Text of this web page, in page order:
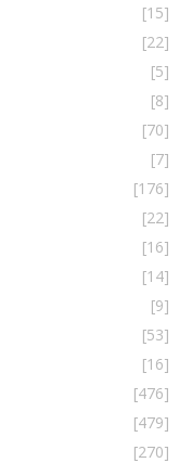
[15]
[22]
[5]
[8]
[70]
[7]
[176]
[22]
[16]
[14]
[9]
[53]
[16]
[476]
[479]
[270]